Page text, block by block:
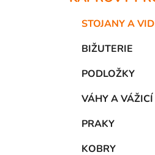
STOJANY A
BIŽUTERIE
PODLOŽKY
VÁHY A
PRAKY
KOBRY